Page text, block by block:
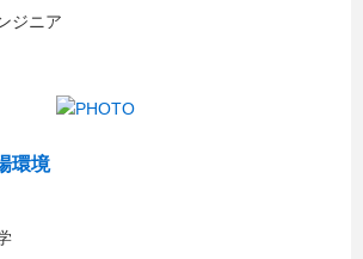
ジニア
環境